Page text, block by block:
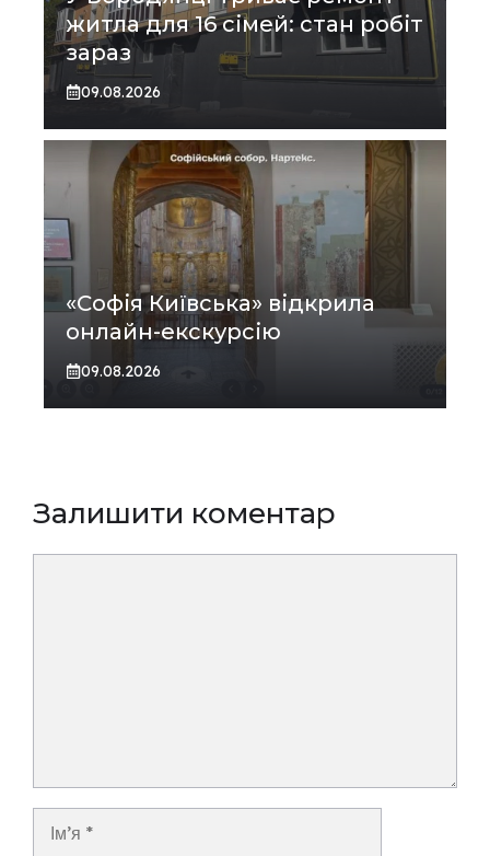
житла для 16 сімей: стан робіт
зараз
09.08.2026
«Софія Київська» відкрила
онлайн-екскурсію
09.08.2026
Залишити коментар